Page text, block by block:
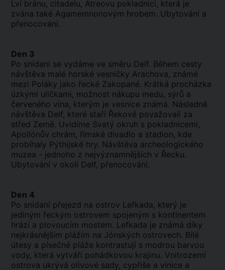
Lví bránu, citadelu, Atreovu pokladnici , která je
zvána také Agamemnonovým hrobem. Ubytování a
přenocování.
Den 3
Po snídani se vydáme ve směru Delf. Během cesty
návštěva malé horské vesničky Arachova, známé
mezi Poláky jako řecké Zakopané. Krátká procházka
úzkými uličkami, možnost nákupu medu, sýrů a
červeného vína, kterým je vesnice známá. Následně
návštěva Delf, které staří Řekové považovali za
střed Země. Uvidíme Svatý okruh s pokladnicemi,
Apollónův chrám, římské divadlo a stadion, kde
probíhaly Pýthijské hry. Návštěva archeologického
muzea - jednoho z nejvýznamnějších v Řecku.
Ubytování v okolí Delf, přenocování.
Den 4
Po snídani přejezd na ostrov Lefkada, který je
jediným řeckým ostrovem spojeným s kontinentem
hrází a plovoucím mostem. Lefkada je známá díky
nejkrásnějším plážím na Jónských ostrovech. Bílé
útesy a písečné pláže kontrastují s modrou barvou
vody, která vytváří pohádkovou krajinu. Vnitrozemí
ostrova ukrývá olivové sady, cypřiše a vinice a